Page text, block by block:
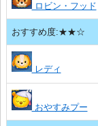
ロビン・フッド
おすすめ度:★★☆
レディ
おやすみプー